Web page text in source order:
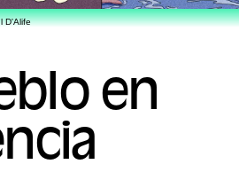
D'Alife
en